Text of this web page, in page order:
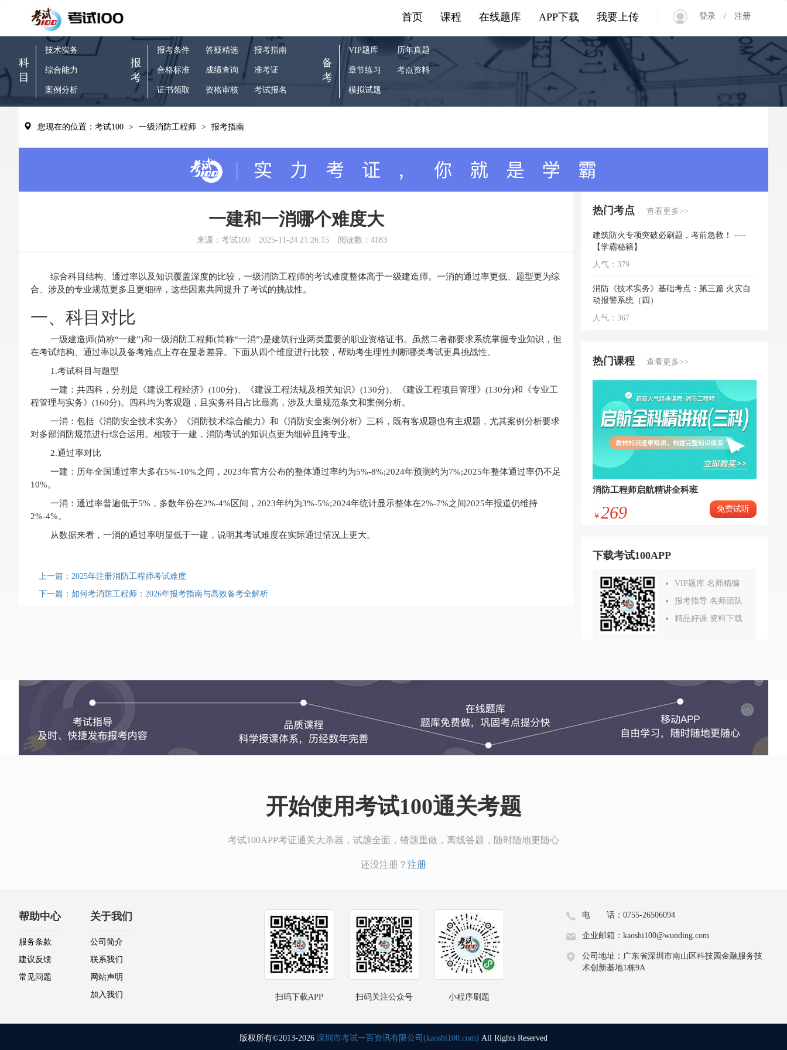
登录 / 注册
我要上传
APP下载
在线题库
课程
首页
科
目
技术实务
综合能力
案例分析
报
考
报考条件
合格标准
证书领取
答疑精选
成绩查询
资格审核
报考指南
准考证
考试报名
备
考
VIP题库
章节练习
模拟试题
历年真题
考点资料
您现在的位置：考试100 > 一级消防工程师 > 报考指南
一建和一消哪个难度大
来源：考试100 2025-11-24 21:26:15 阅读数：4183
综合科目结构、通过率以及知识覆盖深度的比较，一级消防工程师的考试难度整体高于一级建造师。一消的通过率更低、题型更为综
合、涉及的专业规范更多且更细碎，这些因素共同提升了考试的挑战性。
一、科目对比
一级建造师(简称“一建”)和一级消防工程师(简称“一消”)是建筑行业两类重要的职业资格证书。虽然二者都要求系统掌握专业知识，但
在考试结构、通过率以及备考难点上存在显著差异。下面从四个维度进行比较，帮助考生理性判断哪类考试更具挑战性。
1.考试科目与题型
一建：共四科，分别是《建设工程经济》(100分)、《建设工程法规及相关知识》(130分)、《建设工程项目管理》(130分)和《专业工
程管理与实务》(160分)。四科均为客观题，且实务科目占比最高，涉及大量规范条文和案例分析。
一消：包括《消防安全技术实务》《消防技术综合能力》和《消防安全案例分析》三科，既有客观题也有主观题，尤其案例分析要求
对多部消防规范进行综合运用。相较于一建，消防考试的知识点更为细碎且跨专业。
2.通过率对比
一建：历年全国通过率大多在5%-10%之间，2023年官方公布的整体通过率约为5%-8%;2024年预测约为7%;2025年整体通过率仍不足
10%。
一消：通过率普遍低于5%，多数年份在2%-4%区间，2023年约为3%-5%;2024年统计显示整体在2%-7%之间2025年报道仍维持
2%-4%。
从数据来看，一消的通过率明显低于一建，说明其考试难度在实际通过情况上更大。
上一篇：2025年注册消防工程师考试难度
下一篇：如何考消防工程师：2026年报考指南与高效备考全解析
热门考点 查看更多>>
建筑防火专项突破必刷题，考前急救！ ----
【学霸秘籍】
人气：379
消防《技术实务》基础考点：第三篇 火灾自
动报警系统（四）
人气：367
热门课程 查看更多>>
消防工程师启航精讲全科班
￥ 269 免费试听
下载考试100APP
VIP题库 名师精编
报考指导 名师团队
精品好课 资料下载
开始使用考试100通关考题
考试100APP考证通关大杀器，试题全面，错题重做，离线答题，随时随地更随心
还没注册？ 注册
帮助中心
服务条款
建议反馈
常见问题
关于我们
公司简介
联系我们
网站声明
加入我们
扫码下载APP 扫码关注公众号 小程序刷题
电 话：0755-26506094
企业邮箱：kaoshi100@wunding.com
公司地址：广东省深圳市南山区科技园金融服务技
术创新基地1栋9A
版权所有©2013-2026 深圳市考试一百资讯有限公司(kaoshi100.com) All Rights Reserved